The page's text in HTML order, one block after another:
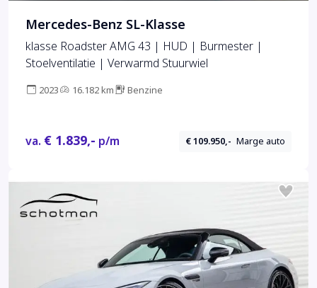
Mercedes-Benz SL-Klasse
klasse Roadster AMG 43 | HUD | Burmester |
Stoelventilatie | Verwarmd Stuurwiel
2023 16.182 km Benzine
va. € 1.839,- p/m € 109.950,- Marge auto